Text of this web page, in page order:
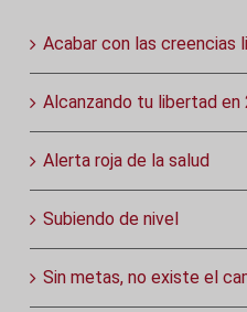
Acabar con las creencias
Alcanzando tu libertad en
Alerta roja de la salud
Subiendo de nivel
Sin metas, no existe el